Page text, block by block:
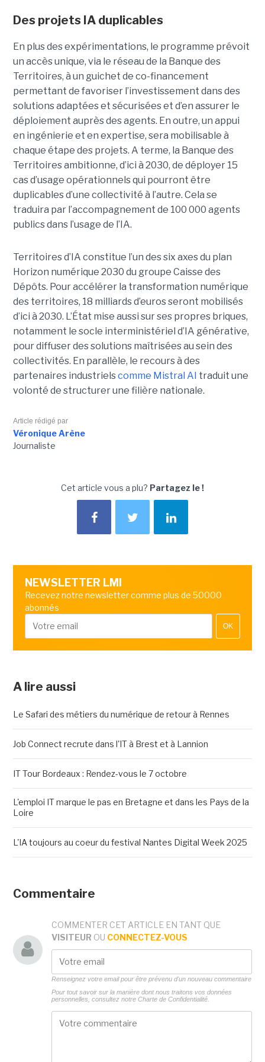
Des projets IA duplicables
En plus des expérimentations, le programme prévoit
un accès unique, via le réseau de la Banque des
Territoires, à un guichet de co-financement
permettant de favoriser l’investissement dans des
solutions adaptées et sécurisées et d’en assurer le
déploiement auprès des agents. En outre, un appui
en ingénierie et en expertise, sera mobilisable à
chaque étape des projets. A terme, la Banque des
Territoires ambitionne, d’ici à 2030, de déployer 15
cas d’usage opérationnels qui pourront être
duplicables d’une collectivité à l’autre. Cela se
traduira par l’accompagnement de 100 000 agents
publics dans l’usage de l’IA.
Territoires d’IA constitue l’un des six axes du plan
Horizon numérique 2030 du groupe Caisse des
Dépôts. Pour accélérer la transformation numérique
des territoires, 18 milliards d’euros seront mobilisés
d’ici à 2030. L’État mise aussi sur ses propres briques,
notamment le socle interministériel d’IA générative,
pour diffuser des solutions maîtrisées au sein des
collectivités. En parallèle, le recours à des
partenaires industrielscomme Mistral AI traduit une
volonté de structurer une filière nationale.
Article rédigé par
Véronique Arène
Journaliste
Cet article vous a plu? Partagez le !
NEWSLETTER LMI
Recevez notre newsletter comme plus de 50000
abonnés
OK
A lire aussi
Le Safari des métiers du numérique de retour à Rennes
Job Connect recrute dans l'IT à Brest et à Lannion
IT Tour Bordeaux : Rendez-vous le 7 octobre
L'emploi IT marque le pas en Bretagne et dans les Pays de la
Loire
L'IA toujours au coeur du festival Nantes Digital Week 2025
Commentaire
COMMENTER CET ARTICLE EN TANT QUE
VISITEUR OU CONNECTEZ-VOUS
Renseignez votre email pour être prévenu d'un nouveau commentaire
Pour tout savoir sur la manière dont nous traitons vos données
personnelles, consultez notre Charte de Confidentialité.